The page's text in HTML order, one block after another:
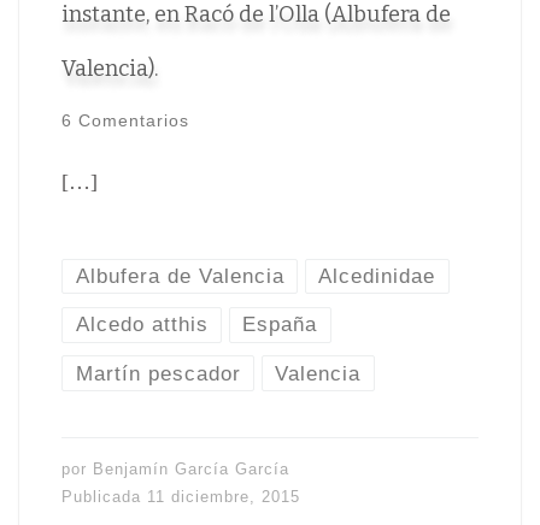
instante, en Racó de l’Olla (Albufera de
Valencia).
6 Comentarios
[…]
Albufera de Valencia Alcedinidae
Alcedo atthis España
Martín pescador Valencia
por Benjamín García García
Publicada 11 diciembre, 2015